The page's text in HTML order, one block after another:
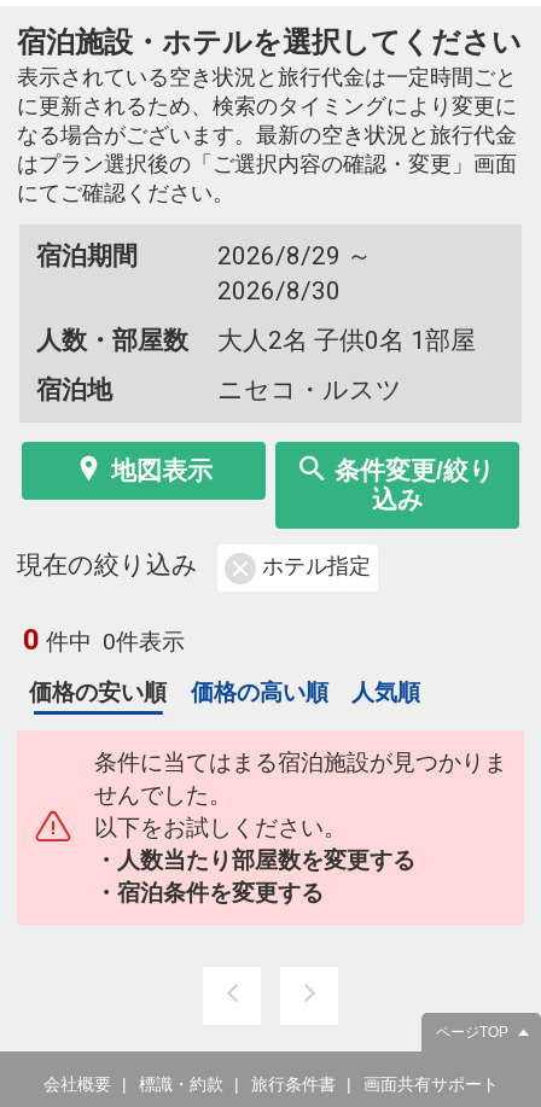
宿泊施設・ホテルを選択してください
表示されている空き状況と旅行代金は一定時間ごと
に更新されるため、検索のタイミングにより変更に
なる場合がございます。最新の空き状況と旅行代金
はプラン選択後の「ご選択内容の確認・変更」画面
にてご確認ください。
宿泊期間
2026/8/29 ～
2026/8/30
人数・部屋数
大人2名 子供0名 1部屋
宿泊地
ニセコ・ルスツ
地図表示
条件変更/絞り
込み
現在の絞り込み ホテル指定
0 件中 0件表示
価格の安い順
価格の高い順 人気順
条件に当てはまる宿泊施設が見つかりま
せんでした。
以下をお試しください。
・人数当たり部屋数を変更する
・宿泊条件を変更する
ページTOP
会社概要 標識・約款 旅行条件書 画面共有サポート